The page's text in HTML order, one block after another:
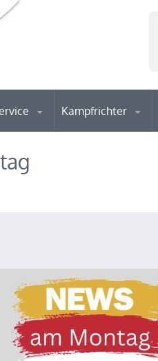
Kampfrichter